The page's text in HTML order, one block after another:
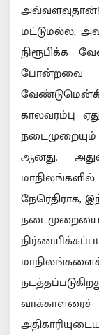
மட்டுமல்ல,
நிரூபிக்க
போன்றவை
காலவரம்பு
ஆனது.